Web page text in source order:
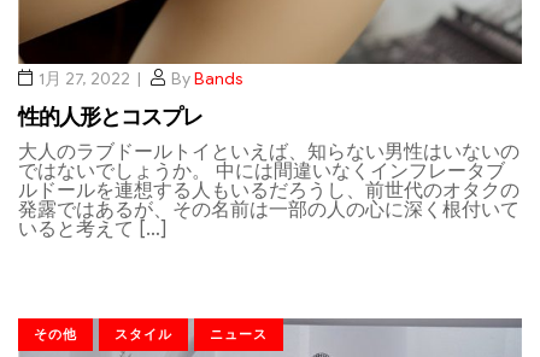
1月 27, 2022 ByBands
性的人形とコスプレ
大人のラブドールトイといえば、知らない男性はいないの
ではないでしょうか。 中には間違いなくインフレータブ
ルドールを連想する人もいるだろうし、前世代のオタクの
発露ではあるが、その名前は一部の人の心に深く根付いて
いると考えて […]
その他 スタイル ニュース